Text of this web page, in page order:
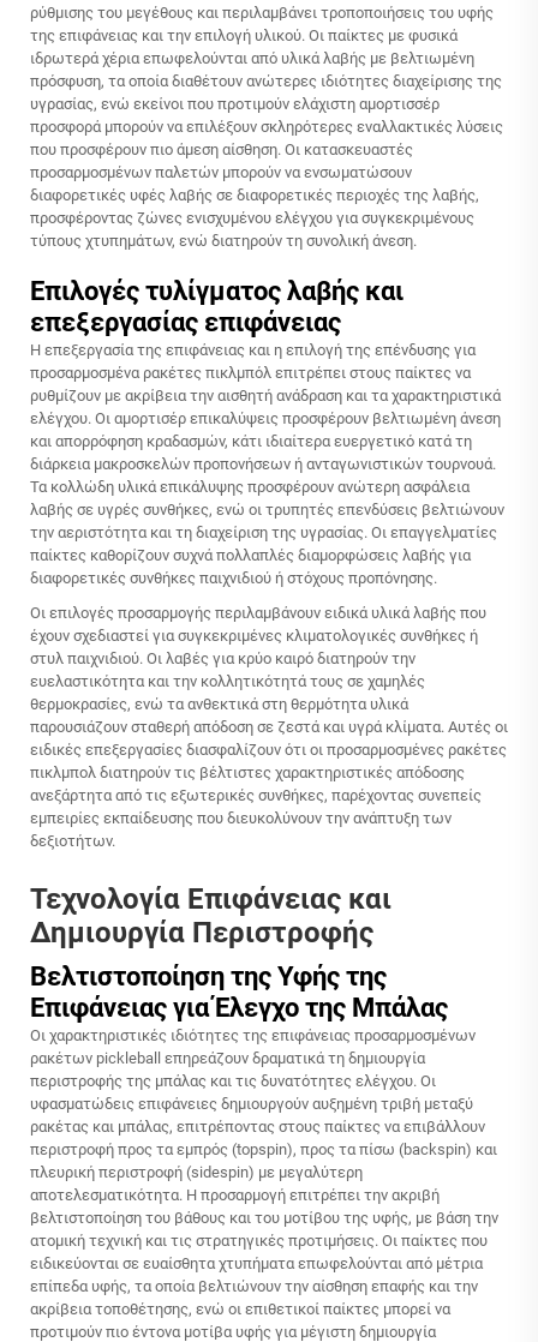
ρύθμισης του μεγέθους και περιλαμβάνει τροποποιήσεις του υφής
της επιφάνειας και την επιλογή υλικού. Οι παίκτες με φυσικά
ιδρωτερά χέρια επωφελούνται από υλικά λαβής με βελτιωμένη
πρόσφυση, τα οποία διαθέτουν ανώτερες ιδιότητες διαχείρισης της
υγρασίας, ενώ εκείνοι που προτιμούν ελάχιστη αμορτισσέρ
προσφορά μπορούν να επιλέξουν σκληρότερες εναλλακτικές λύσεις
που προσφέρουν πιο άμεση αίσθηση. Οι κατασκευαστές
προσαρμοσμένων παλετών μπορούν να ενσωματώσουν
διαφορετικές υφές λαβής σε διαφορετικές περιοχές της λαβής,
προσφέροντας ζώνες ενισχυμένου ελέγχου για συγκεκριμένους
τύπους χτυπημάτων, ενώ διατηρούν τη συνολική άνεση.
Επιλογές τυλίγματος λαβής και
επεξεργασίας επιφάνειας
Η επεξεργασία της επιφάνειας και η επιλογή της επένδυσης για
προσαρμοσμένα ρακέτες πικλμπόλ επιτρέπει στους παίκτες να
ρυθμίζουν με ακρίβεια την αισθητή ανάδραση και τα χαρακτηριστικά
ελέγχου. Οι αμορτισέρ επικαλύψεις προσφέρουν βελτιωμένη άνεση
και απορρόφηση κραδασμών, κάτι ιδιαίτερα ευεργετικό κατά τη
διάρκεια μακροσκελών προπονήσεων ή ανταγωνιστικών τουρνουά.
Τα κολλώδη υλικά επικάλυψης προσφέρουν ανώτερη ασφάλεια
λαβής σε υγρές συνθήκες, ενώ οι τρυπητές επενδύσεις βελτιώνουν
την αεριστότητα και τη διαχείριση της υγρασίας. Οι επαγγελματίες
παίκτες καθορίζουν συχνά πολλαπλές διαμορφώσεις λαβής για
διαφορετικές συνθήκες παιχνιδιού ή στόχους προπόνησης.
Οι επιλογές προσαρμογής περιλαμβάνουν ειδικά υλικά λαβής που
έχουν σχεδιαστεί για συγκεκριμένες κλιματολογικές συνθήκες ή
στυλ παιχνιδιού. Οι λαβές για κρύο καιρό διατηρούν την
ευελαστικότητα και την κολλητικότητά τους σε χαμηλές
θερμοκρασίες, ενώ τα ανθεκτικά στη θερμότητα υλικά
παρουσιάζουν σταθερή απόδοση σε ζεστά και υγρά κλίματα. Αυτές οι
ειδικές επεξεργασίες διασφαλίζουν ότι οι προσαρμοσμένες ρακέτες
πικλμπολ διατηρούν τις βέλτιστες χαρακτηριστικές απόδοσης
ανεξάρτητα από τις εξωτερικές συνθήκες, παρέχοντας συνεπείς
εμπειρίες εκπαίδευσης που διευκολύνουν την ανάπτυξη των
δεξιοτήτων.
Τεχνολογία Επιφάνειας και
Δημιουργία Περιστροφής
Βελτιστοποίηση της Υφής της
Επιφάνειας για Έλεγχο της Μπάλας
Οι χαρακτηριστικές ιδιότητες της επιφάνειας προσαρμοσμένων
ρακέτων pickleball επηρεάζουν δραματικά τη δημιουργία
περιστροφής της μπάλας και τις δυνατότητες ελέγχου. Οι
υφασματώδεις επιφάνειες δημιουργούν αυξημένη τριβή μεταξύ
ρακέτας και μπάλας, επιτρέποντας στους παίκτες να επιβάλλουν
περιστροφή προς τα εμπρός (topspin), προς τα πίσω (backspin) και
πλευρική περιστροφή (sidespin) με μεγαλύτερη
αποτελεσματικότητα. Η προσαρμογή επιτρέπει την ακριβή
βελτιστοποίηση του βάθους και του μοτίβου της υφής, με βάση την
ατομική τεχνική και τις στρατηγικές προτιμήσεις. Οι παίκτες που
ειδικεύονται σε ευαίσθητα χτυπήματα επωφελούνται από μέτρια
επίπεδα υφής, τα οποία βελτιώνουν την αίσθηση επαφής και την
ακρίβεια τοποθέτησης, ενώ οι επιθετικοί παίκτες μπορεί να
προτιμούν πιο έντονα μοτίβα υφής για μέγιστη δημιουργία